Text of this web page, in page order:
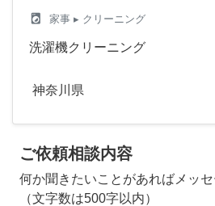
local_laundry_service 家事 ▸ クリーニング
洗濯機クリーニング
神奈川県
ご依頼相談内容
何か聞きたいことがあればメッ
（文字数は500字以内）